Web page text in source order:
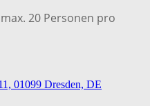
20 Personen pro
01099 Dresden, DE